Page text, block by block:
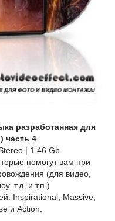
разработанная для
часть 4
| 1,46 Gb
помогут вам при
(для видео,
т.д. и т.п.)
Inspirational, Massive,
и Action.